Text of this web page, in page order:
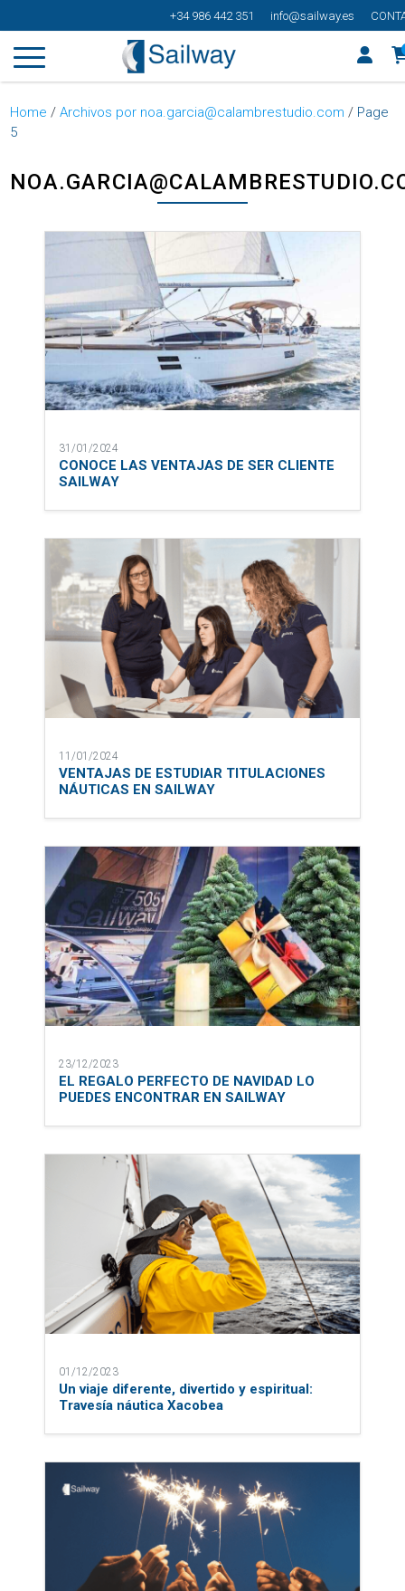
+34 986 442 351 info@sailway.es
Home /Archivos por noa.garcia@calambrestudio.com / Page
5
31/01/2024
CONOCE LAS VENTAJAS DE SER CLIENTE
SAILWAY
11/01/2024
VENTAJAS DE ESTUDIAR TITULACIONES
NÁUTICAS EN SAILWAY
23/12/2023
EL REGALO PERFECTO DE NAVIDAD LO
PUEDES ENCONTRAR EN SAILWAY
01/12/2023
Un viaje diferente, divertido y espiritual:
Travesía náutica Xacobea